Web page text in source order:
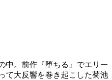
中。前作『堕ちる』でエリー
て大反響を巻き起こした菊池